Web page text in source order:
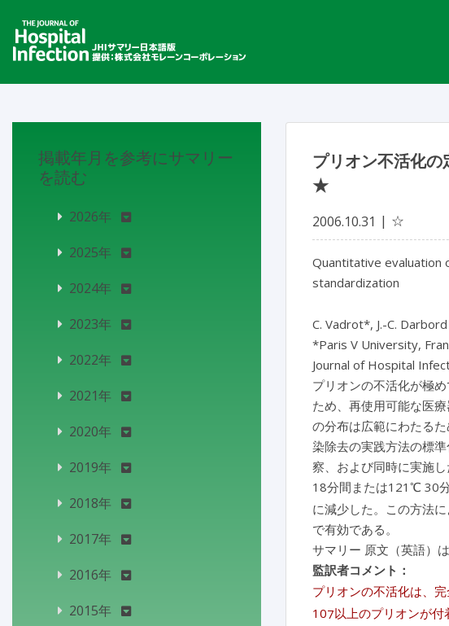
プリオン不活化
★
2006.10.31 ☆
Quantitative evaluation
standardization
C. Vadrot*, J.-C. Darbord
*Paris V University,
Journal of Hospital
プリオンの不活化が極
ため、再使用可能な医
の分布は広範にわたる
染除去の実践方法の標
察、および同時に実施
18分間または121℃ 30
に減少した。この方法
で有効である。
サマリー 原文（英語）
監訳者コメント：
プリオンの不活化は、
107以上のプリオンが
掲載年月を参考にサマリー
を読む
2026年
2025年
2024年
2023年
2022年
2021年
2020年
2019年
2018年
2017年
2016年
2015年